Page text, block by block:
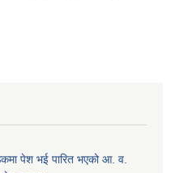
पेश भई पारित भएको आ. व.